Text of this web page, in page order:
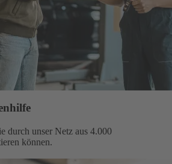
durch unser Netz aus 4.000
können.